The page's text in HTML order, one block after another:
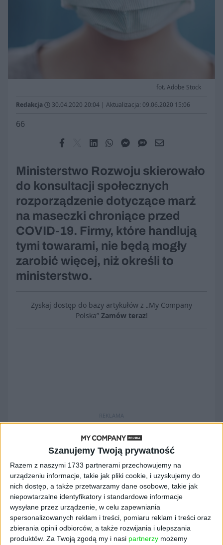
Szanujemy Twoją prywatność
Razem z naszymi 1733 partnerami przechowujemy na
urządzeniu informacje, takie jak pliki cookie, i uzyskujemy do
nich dostęp, a także przetwarzamy dane osobowe, takie jak
niepowtarzalne identyfikatory i standardowe informacje
wysyłane przez urządzenie, w celu zapewniania
spersonalizowanych reklam i treści, pomiaru reklam i treści oraz
zbierania opinii odbiorców, a także rozwijania i ulepszania
produktów. Za Twoją zgodą my i nasi partnerzy możemy
fot. Adobe Stock
Redakcja 30.04.2020 20:04 | Aktualizacja: 09.06.2020 15:06
66
Ministerstwo Rozwoju skierowało
do konsultacji społecznych
rozporządzenie dotyczące marż
na maseczki chroniące przed
COVID-19. Firmy, które handlują
tymi towarami, nie będą mogły
zarobić więcej, niż określi to
ministerstwo.
Zyskaj dostęp do bazy artykułów z „My Company
Polska” Zamów teraz!
REKLAMA
Konsultacje mają zakończyć sie 4
maja. Rozporządzenie ma określać
maksymalne marże hurtowe i detaliczne